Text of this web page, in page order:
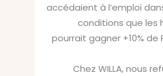
accédaient à l’emploi
conditions que les
pourrait gagner +10% de
Chez WILLA, nous